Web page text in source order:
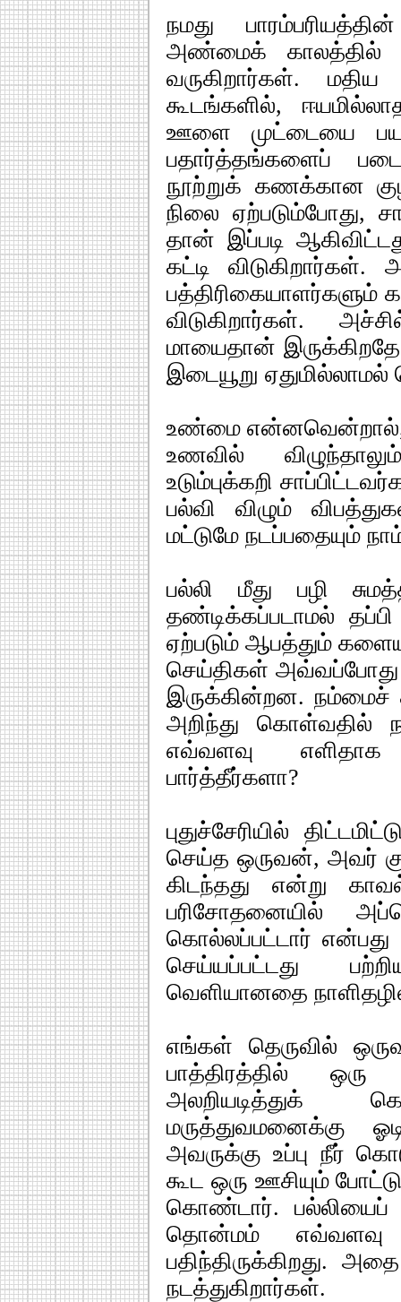
நமது
அண்மைக் காலத்தில்
வருகிறார்கள். மதிய
கூடங்களில்,
ஊளை முட்டையை
பதார்த்தங்களைப்
நூற்றுக் கணக்கான
நிலை ஏற்படும்போது,
தான் இப்படி
கட்டி
பத்திரிகையாளர்களும்
விடுகிறார்கள்.
மாயைதான்
இடையூறு ஏதுமில்லாமல்
உண்மை என்னவென்றால்,
உணவில்
உடும்புக்கறி
பல்வி விழும்
மட்டுமே நடப்பதையும்
பல்லி மீது பழி
தண்டிக்கப்படாமல் தப்பி
ஏற்படும் ஆபத்தும்
செய்திகள்
இருக்கின்றன. நம்மைச்
அறிந்து கொள்வதில்
எவ்வளவு எளிதாக
பார்த்தீர்களா?
புதுச்சேரியில்
செய்த ஒருவன், அவர்
கிடந்தது என்று
பரிசோதனையில்
கொல்லப்பட்டார்
செய்யப்பட்டது
வெளியானதை
எங்கள் தெருவில்
பாத்திரத்தில்
அலறியடித்துக்
மருத்துவமனைக்கு
அவருக்கு உப்பு நீர்
கூட ஒரு ஊசியும்
கொண்டார்.
தொன்மம்
பதிந்திருக்கிறது.
நடத்துகிறார்கள்.